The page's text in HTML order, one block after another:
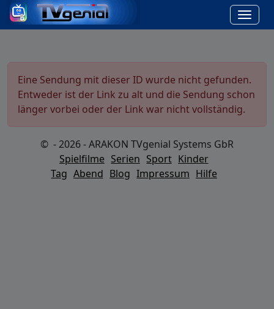
Eine Sendung mit dieser ID wurde nicht gefunden.
Entweder ist der Link zu alt und die Sendung schon
länger vorbei oder der Link war nicht vollständig.
© - 2026 - ARAKON TVgenial Systems GbR
Spielfilme Serien Sport Kinder
Tag Abend Blog Impressum Hilfe